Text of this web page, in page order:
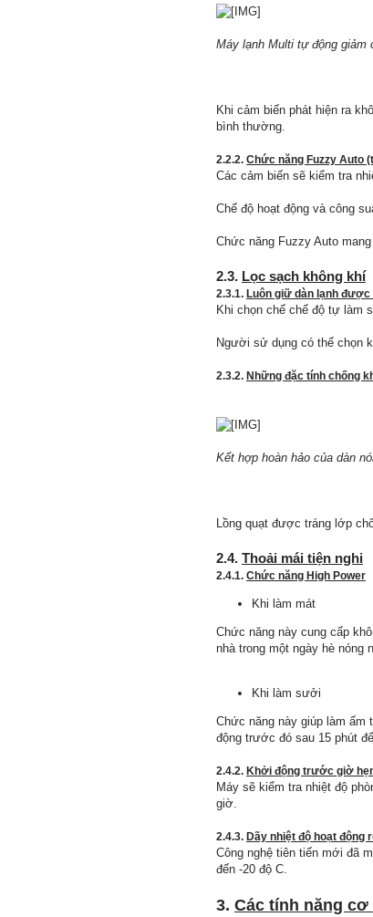
Máy lạnh Multi tự động giảm
Khi cảm biến phát hiện ra
bình thường.
2.2.2. Chức năng Fuzzy Auto
Các cảm biến sẽ kiểm tra
Chế độ hoạt động và công
Chức năng Fuzzy Auto
2.3. Lọc sạch không khí
2.3.1. Luôn giữ dàn lạnh được
Khi chọn chế chế độ tự làm
Người sử dụng có thể chọn
2.3.2. Những đặc tính chống
Kết hợp hoàn hảo của dàn
Lồng quạt được tráng lớp
2.4. Thoải mái tiện nghi
2.4.1. Chức năng High Power
Khi làm mát
Chức năng này cung cấp
nhà trong một ngày hè
Khi làm sưởi
Chức năng này giúp làm ấm
động trước đó sau 15 phút
2.4.2. Khởi động trước giờ
Máy sẽ kiểm tra nhiệt độ
giờ.
2.4.3. Dãy nhiệt độ hoạt động
Công nghệ tiên tiến mới đã
đến -20 độ C.
3. Các tính năng cơ